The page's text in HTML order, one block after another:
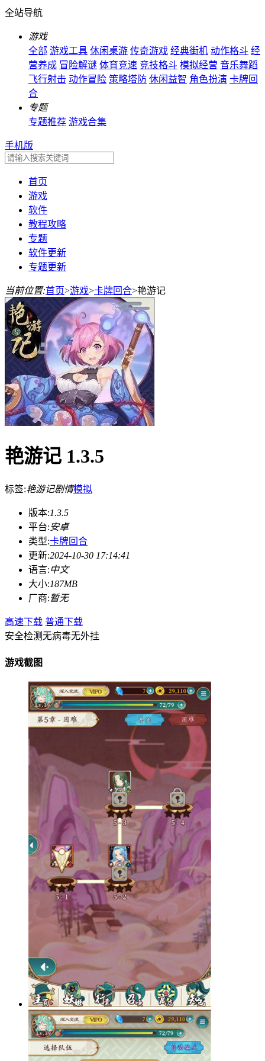
全站导航
游戏
全部 游戏工具 休闲桌游 传奇游戏 经典街机 动作格斗 经
营养成 冒险解谜 体育竞速 竞技格斗 模拟经营 音乐舞蹈
飞行射击 动作冒险 策略塔防 休闲益智 角色扮演 卡牌回
合
专题
专题推荐 游戏合集
手机版
首页
游戏
软件
教程攻略
专题
软件更新
专题更新
当前位置:首页>游戏>卡牌回合>艳游记
艳游记 1.3.5
标签:艳游记剧情模拟
版本:1.3.5
平台:安卓
类型:卡牌回合
更新:2024-10-30 17:14:41
语言:中文
大小:187MB
厂商:暂无
高速下载 普通下载
安全检测无病毒无外挂
游戏截图